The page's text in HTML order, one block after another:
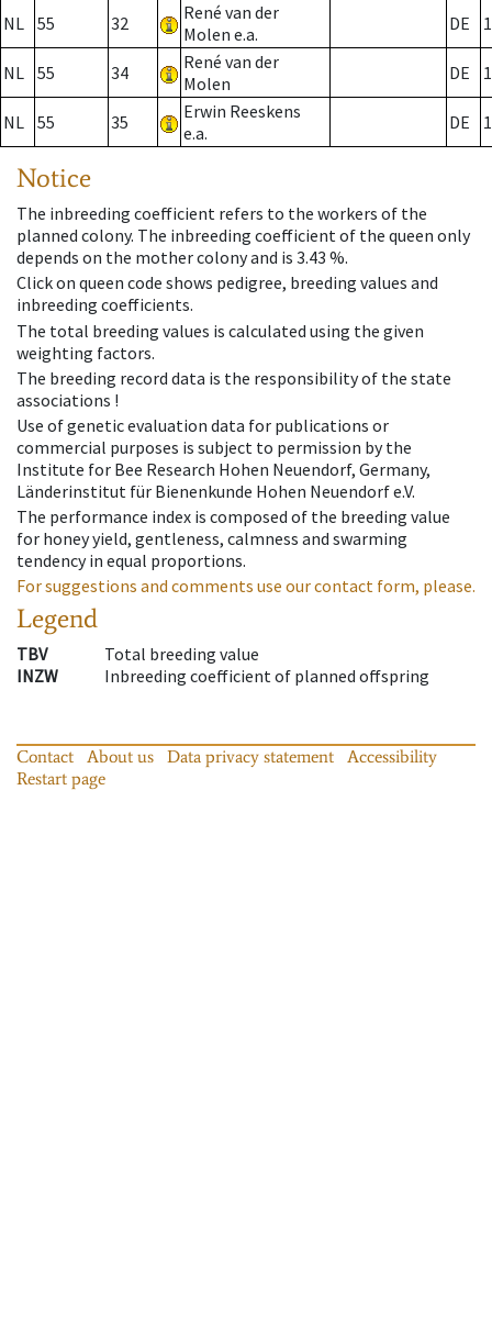
NL 55 32
René van der
Molen e.a.
DE
NL 55 34
René van der
Molen
DE
NL 55 35
Erwin Reeskens
e.a.
DE
Notice
The inbreeding coefficient refers to the workers of the
planned colony. The inbreeding coefficient of the queen only
depends on the mother colony and is 3.43 %.
Click on queen code shows pedigree, breeding values and
inbreeding coefficients.
The total breeding values is calculated using the given
weighting factors.
The breeding record data is the responsibility of the state
associations !
Use of genetic evaluation data for publications or
commercial purposes is subject to permission by the
Institute for Bee Research Hohen Neuendorf, Germany,
Länderinstitut für Bienenkunde Hohen Neuendorf e.V.
The performance index is composed of the breeding value
for honey yield, gentleness, calmness and swarming
tendency in equal proportions.
For suggestions and comments use our contact form, please.
Legend
TBV
Total breeding value
INZW
Inbreeding coefficient of planned offspring
Contact About us Data privacy statement
Accessibility
Restart page